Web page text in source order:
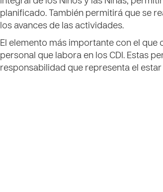
planificado. También permitirá que se
los avances de las actividades.
El elemento más importante con el que
personal que labora en los CDI. Estas
responsabilidad que representa el